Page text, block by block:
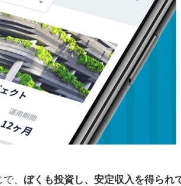
、 ぼくも投資し、安定収入を得られ